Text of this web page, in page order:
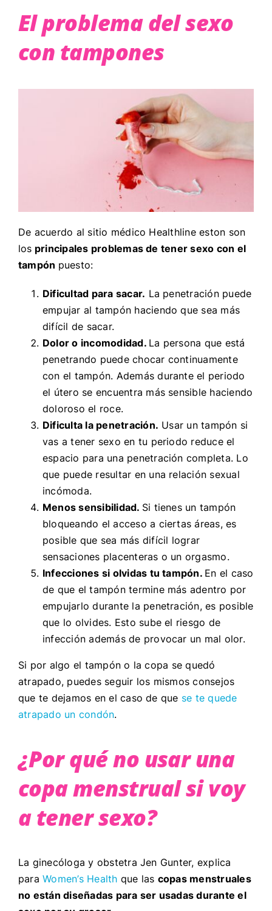
El problema del sexo
con tampones
De acuerdo al sitio médico Healthline eston son
los principales problemas de tener sexo con el
tampón puesto:
Dificultad para sacar. La penetración puede
empujar al tampón haciendo que sea más
difícil de sacar.
Dolor o incomodidad. La persona que está
penetrando puede chocar continuamente
con el tampón. Además durante el periodo
el útero se encuentra más sensible haciendo
doloroso el roce.
Dificulta la penetración. Usar un tampón si
vas a tener sexo en tu periodo reduce el
espacio para una penetración completa. Lo
que puede resultar en una relación sexual
incómoda.
Menos sensibilidad. Si tienes un tampón
bloqueando el acceso a ciertas áreas, es
posible que sea más difícil lograr
sensaciones placenteras o un orgasmo.
Infecciones si olvidas tu tampón. En el caso
de que el tampón termine más adentro por
empujarlo durante la penetración, es posible
que lo olvides. Esto sube el riesgo de
infección además de provocar un mal olor.
Si por algo el tampón o la copa se quedó
atrapado, puedes seguir los mismos consejos
que te dejamos en el caso de que se te quede
atrapado un condón.
¿Por qué no usar una
copa menstrual si voy
a tener sexo?
La ginecóloga y obstetra Jen Gunter, explica
paraWomen’s Health que las copas menstruales
no están diseñadas para ser usadas durante el